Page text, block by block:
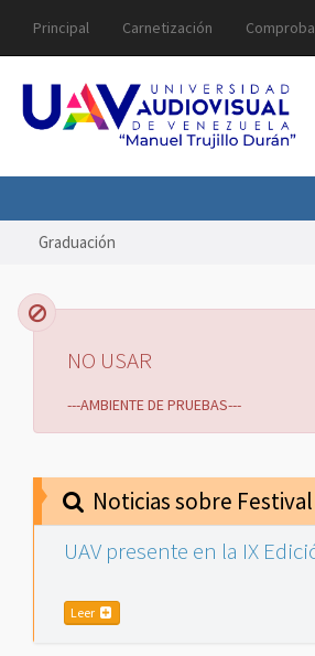
Principal Carnetización
Graduación
NO USAR
---AMBIENTE DE PRUEBAS---
Noticias sobre
UAV presente en la IX
Leer